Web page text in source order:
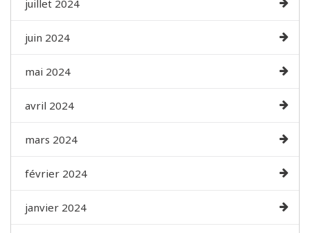
juillet 2024
juin 2024
mai 2024
avril 2024
mars 2024
février 2024
janvier 2024